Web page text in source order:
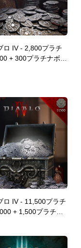
ロ IV - 2,800プラチ
+ 300プラチナボー
ロ IV - 11,500プラチ
+ 1,500プラチナ